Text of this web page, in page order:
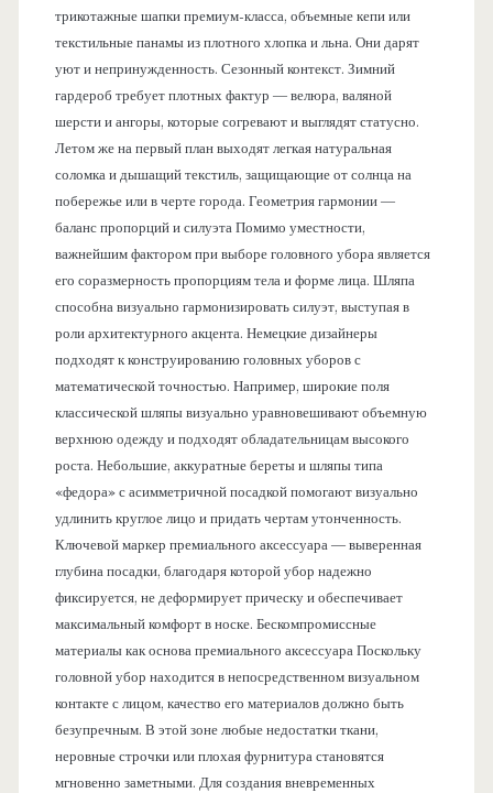
трикотажные шапки премиум-класса, объемные кепи или
текстильные панамы из плотного хлопка и льна. Они дарят
уют и непринужденность. Сезонный контекст. Зимний
гардероб требует плотных фактур — велюра, валяной
шерсти и ангоры, которые согревают и выглядят статусно.
Летом же на первый план выходят легкая натуральная
соломка и дышащий текстиль, защищающие от солнца на
побережье или в черте города. Геометрия гармонии —
баланс пропорций и силуэта Помимо уместности,
важнейшим фактором при выборе головного убора является
его соразмерность пропорциям тела и форме лица. Шляпа
способна визуально гармонизировать силуэт, выступая в
роли архитектурного акцента. Немецкие дизайнеры
подходят к конструированию головных уборов с
математической точностью. Например, широкие поля
классической шляпы визуально уравновешивают объемную
верхнюю одежду и подходят обладательницам высокого
роста. Небольшие, аккуратные береты и шляпы типа
«федора» с асимметричной посадкой помогают визуально
удлинить круглое лицо и придать чертам утонченность.
Ключевой маркер премиального аксессуара — выверенная
глубина посадки, благодаря которой убор надежно
фиксируется, не деформирует прическу и обеспечивает
максимальный комфорт в носке. Бескомпромиссные
материалы как основа премиального аксессуара Поскольку
головной убор находится в непосредственном визуальном
контакте с лицом, качество его материалов должно быть
безупречным. В этой зоне любые недостатки ткани,
неровные строчки или плохая фурнитура становятся
мгновенно заметными. Для создания вневременных